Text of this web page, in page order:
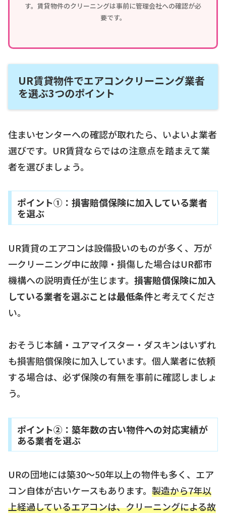
す。賃貸物件のクリーニングは事前に管理会社への確認が必
要です。
UR賃貸物件でエアコンクリーニング業者
を選ぶ3つのポイント
住まいセンターへの確認が取れたら、いよいよ業者
選びです。UR賃貸ならではの注意点を踏まえて業
者を選びましょう。
ポイント①：損害賠償保険に加入している業者
を選ぶ
UR賃貸のエアコンは設備扱いのものが多く、万が
一クリーニング中に故障・損傷した場合はUR都市
機構への説明責任が生じます。 損害賠償保険に加入
している業者を選ぶことは最低条件と考えてくださ
い。
おそうじ本舗・ユアマイスター・ダスキンはいずれ
も損害賠償保険に加入しています。個人業者に依頼
する場合は、必ず保険の有無を事前に確認しましょ
う。
ポイント②：築年数の古い物件への対応実績が
ある業者を選ぶ
URの団地には築30〜50年以上の物件も多く、エア
コン自体が古いケースもあります。 製造から7年以
上経過しているエアコンは、クリーニングによる故